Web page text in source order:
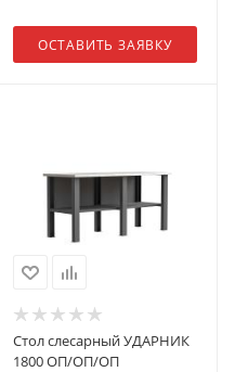
ОСТАВИТЬ ЗАЯВКУ
Стол слесарный УДАРНИК
1800 ОП/ОП/ОП